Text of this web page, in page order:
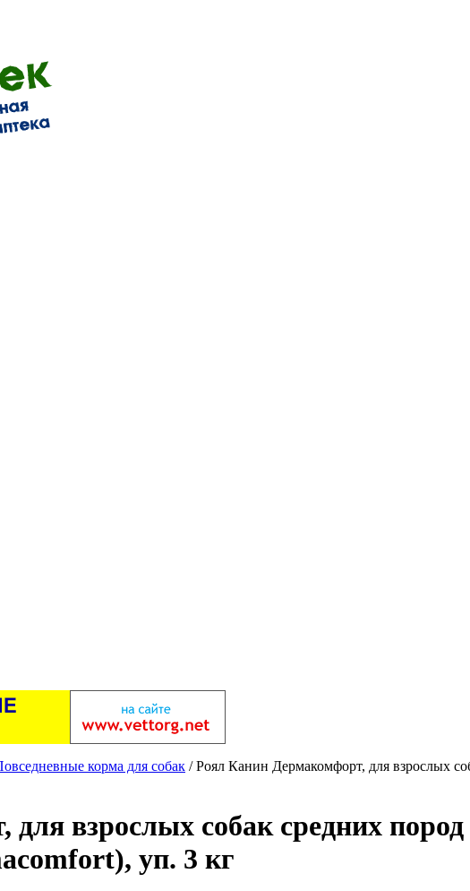
корма для собак / Роял Канин Дермакомфорт, для взрослых
взрослых собак средних
уп. 3 кг